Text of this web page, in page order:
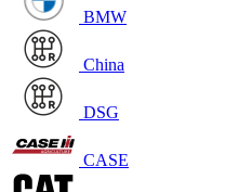
BMW
China
DSG
CASE